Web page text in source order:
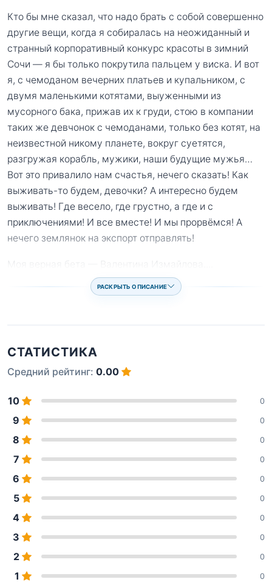
Кто бы мне сказал, что надо брать с собой совершенно
другие вещи, когда я собиралась на неожиданный и
странный корпоративный конкурс красоты в зимний
Сочи — я бы только покрутила пальцем у виска. И вот
я, с чемоданом вечерних платьев и купальником, с
двумя маленькими котятами, выуженными из
мусорного бака, прижав их к груди, стою в компании
таких же девчонок с чемоданами, только без котят, на
неизвестной никому планете, вокруг суетятся,
разгружая корабль, мужики, наши будущие мужья…
Вот это привалило нам счастья, нечего сказать! Как
выживать-то будем, девочки? А интересно будем
выживать! Где весело, где грустно, а где и с
приключениями! И все вместе! И мы прорвёмся! А
нечего землянок на экспорт отправлять!
РАСКРЫТЬ ОПИСАНИЕ
СТАТИСТИКА
Средний рейтинг: 0.00
10 0
9 0
8 0
7 0
6 0
5 0
4 0
3 0
2 0
1 0